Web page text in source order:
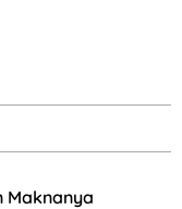
Maknanya